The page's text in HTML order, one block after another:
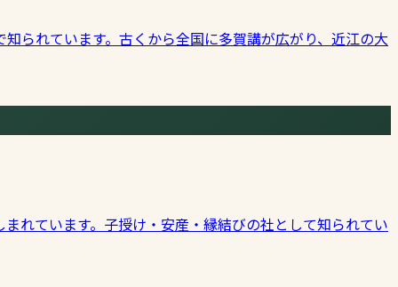
られています。古くから全国に多賀講が広がり、近江の大
れています。子授け・安産・縁結びの社として知られてい